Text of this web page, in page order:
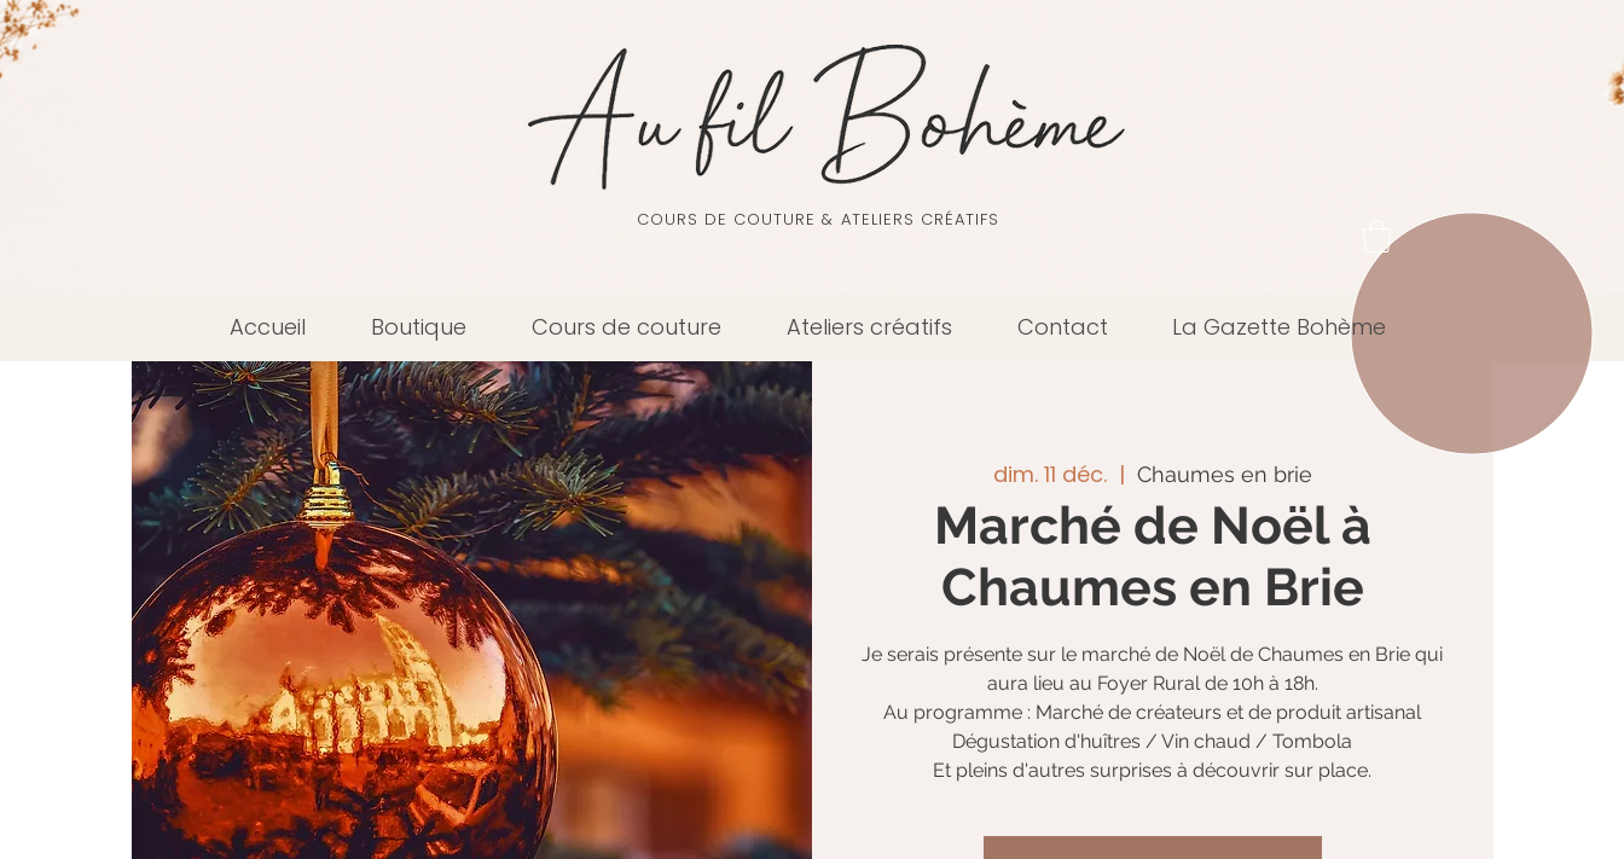
COURS DE COUTURE & ATELIERS CRÉATIFS
Accueil Boutique Cours de couture Ateliers créatifs Contact La Gazette Bohème
dim. 11 déc.
  |
Chaumes en brie
Marché de Noël à
Chaumes en Brie
Je serais présente sur le marché de Noël de Chaumes en Brie qui
aura lieu au Foyer Rural de 10h à 18h.
Au programme : Marché de créateurs et de produit artisanal
Dégustation d'huîtres / Vin chaud / Tombola
Et pleins d'autres surprises à découvrir sur place.